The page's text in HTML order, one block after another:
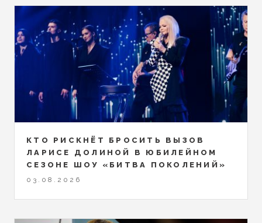
КТО РИСКНЁТ БРОСИТЬ ВЫЗОВ
ЛАРИСЕ ДОЛИНОЙ В ЮБИЛЕЙНОМ
СЕЗОНЕ ШОУ «БИТВА ПОКОЛЕНИЙ»
03.08.2026